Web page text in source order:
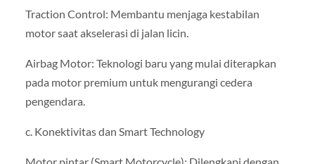
Traction Control: Membantu menjaga kestabilan
motor saat akselerasi di jalan licin.
Airbag Motor: Teknologi baru yang mulai diterapkan
pada motor premium untuk mengurangi cedera
pengendara.
c. Konektivitas dan Smart Technology